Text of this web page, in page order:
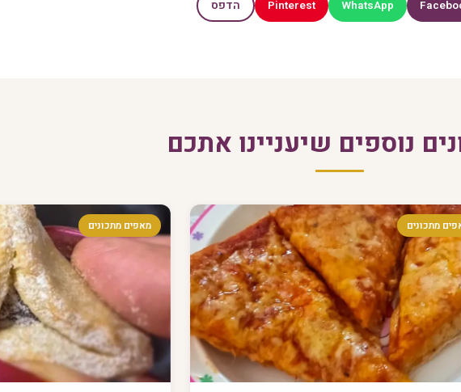
WhatsApp
Pinterest הדפס
נוספים שיעניינו אתכם
מתכונים מאפים מתכונים